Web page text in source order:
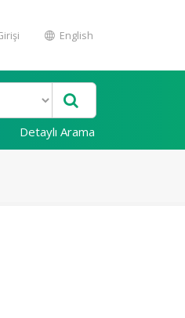
English
Detaylı Arama